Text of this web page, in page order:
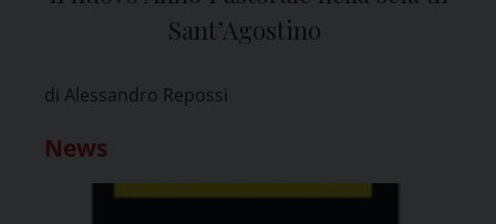
Sant’Agostino
di Alessandro Repossi
News